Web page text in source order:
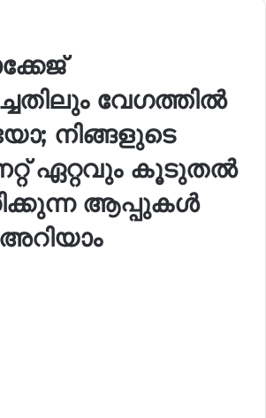
വേഗത്തിൽ
നിങ്ങളുടെ
ഏറ്റവും കൂടുതൽ
ആപ്പുകൾ